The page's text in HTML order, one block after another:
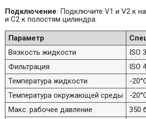
Подключение: Подключите V1 и V2 к
и С2 к полостям цилиндра.
Параметр
Вязкость жидкости
ISO
Фильтрация
ISO
Температура жидкости
-
Температура окружающей среды
-
Макс. рабочее давление
350